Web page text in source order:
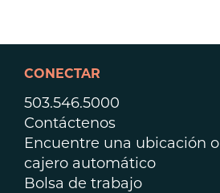
CONECTAR
503.546.5000
Contáctenos
Encuentre una ubicación o
cajero automático
Bolsa de trabajo